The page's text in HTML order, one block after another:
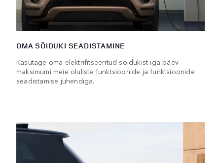
OMA SÕIDUKI SEADISTAMINE
Kasutage oma elektrifitseeritud sõidukist iga päev
maksimumi meie oluliste funktsioonide ja funktsioonide
seadistamise juhendiga.